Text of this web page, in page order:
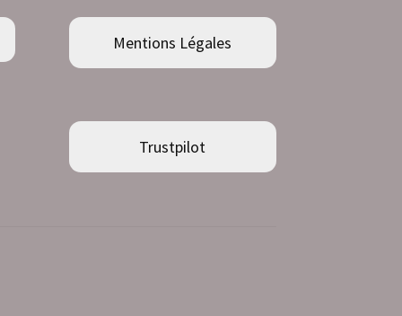
Mentions Légales
Trustpilot